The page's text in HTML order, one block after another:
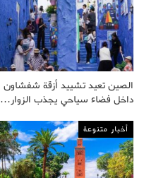
الصين تعيد تشييد أزقة شفشاون
داخل فضاء سياحي يجذب الزوار…
أخبار متنوعة